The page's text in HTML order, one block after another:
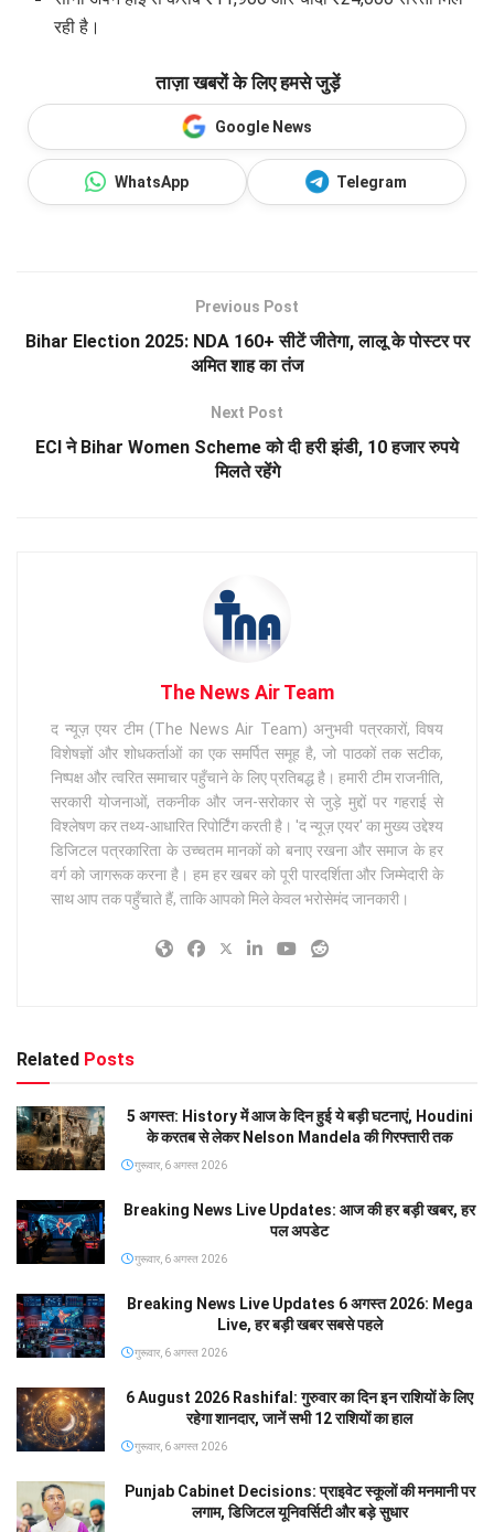
रही है।
ताज़ा खबरों के लिए हमसे जुड़ें
Google News
WhatsApp Telegram
Previous Post
Bihar Election 2025: NDA 160+ सीटें जीतेगा, लालू के पोस्टर पर
अमित शाह का तंज
Next Post
ECI ने Bihar Women Scheme को दी हरी झंडी, 10 हजार रुपये
मिलते रहेंगे
The News Air Team
द न्यूज़ एयर टीम (The News Air Team) अनुभवी पत्रकारों, विषय
विशेषज्ञों और शोधकर्ताओं का एक समर्पित समूह है, जो पाठकों तक सटीक,
निष्पक्ष और त्वरित समाचार पहुँचाने के लिए प्रतिबद्ध है। हमारी टीम राजनीति,
सरकारी योजनाओं, तकनीक और जन-सरोकार से जुड़े मुद्दों पर गहराई से
विश्लेषण कर तथ्य-आधारित रिपोर्टिंग करती है। 'द न्यूज़ एयर' का मुख्य उद्देश्य
डिजिटल पत्रकारिता के उच्चतम मानकों को बनाए रखना और समाज के हर
वर्ग को जागरूक करना है। हम हर खबर को पूरी पारदर्शिता और जिम्मेदारी के
साथ आप तक पहुँचाते हैं, ताकि आपको मिले केवल भरोसेमंद जानकारी।
Related Posts
5 अगस्त: History में आज के दिन हुई ये बड़ी घटनाएं, Houdini
के करतब से लेकर Nelson Mandela की गिरफ्तारी तक
गुरूवार, 6 अगस्त 2026
Breaking News Live Updates: आज की हर बड़ी खबर, हर
पल अपडेट
गुरूवार, 6 अगस्त 2026
Breaking News Live Updates 6 अगस्त 2026: Mega
Live, हर बड़ी खबर सबसे पहले
गुरूवार, 6 अगस्त 2026
6 August 2026 Rashifal: गुरुवार का दिन इन राशियों के लिए
रहेगा शानदार, जानें सभी 12 राशियों का हाल
गुरूवार, 6 अगस्त 2026
Punjab Cabinet Decisions: प्राइवेट स्कूलों की मनमानी पर
लगाम, डिजिटल यूनिवर्सिटी और बड़े सुधार